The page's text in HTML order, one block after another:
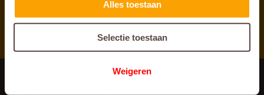
Alles toestaan
Selectie toestaan
Weigeren
Directantwoord op al uw vragen